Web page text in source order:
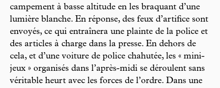
campement à basse altitude en les braquant d’une
lumière blanche. En réponse, des feux d’artifice sont
envoyés, ce qui entraînera une plainte de la police et
des articles à charge dans la presse. En dehors de
cela, et d’une voiture de police chahutée, les « mini-
jeux » organisés dans l’après-midi se déroulent sans
véritable heurt avec les forces de l’ordre. Dans une